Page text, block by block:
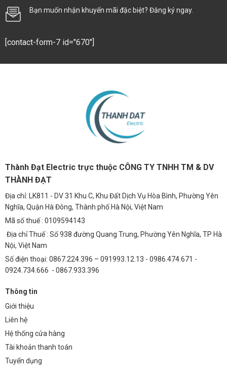
Bạn muốn nhận khuyến mãi đặc biệt? Đăng ký ngay.
[contact-form-7 id="670"]
Thành Đạt Electric trực thuộc CÔNG TY TNHH TM & DV
THÀNH ĐẠT
Địa chỉ: LK811 - DV 31 Khu C, Khu Đất Dịch Vụ Hòa Bình, Phường Yên
Nghĩa, Quận Hà Đông, Thành phố Hà Nội, Việt Nam
Mã số thuế : 0109594143
Địa chỉ Thuế : Số 938 đường Quang Trung, Phường Yên Nghĩa, TP Hà
Nội, Việt Nam
Số điện thoại: 0867.224.396 – 091993.12.13 - 0986.474.671 -
0924.734.666 - 0867.933.396
Thông tin
Giới thiệu
Liên hệ
Hệ thống cửa hàng
Tài khoản thanh toán
Tuyển dụng